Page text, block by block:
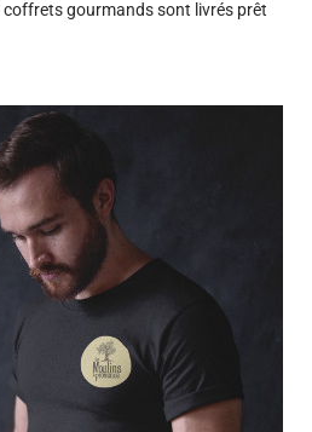
gourmands sont livrés prêt